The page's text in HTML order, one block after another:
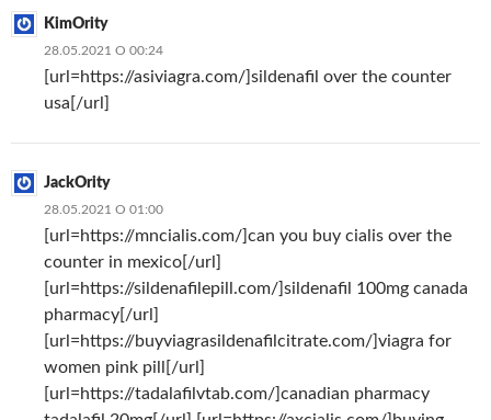
KimOrity
28.05.2021 О 00:24
[url=https://asiviagra.com/]sildenafil over the counter
usa[/url]
JackOrity
28.05.2021 О 01:00
[url=https://mncialis.com/]can you buy cialis over the
counter in mexico[/url]
[url=https://sildenafilepill.com/]sildenafil 100mg canada
pharmacy[/url]
[url=https://buyviagrasildenafilcitrate.com/]viagra for
women pink pill[/url]
[url=https://tadalafilvtab.com/]canadian pharmacy